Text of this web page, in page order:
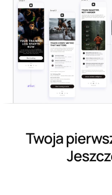
Twoja